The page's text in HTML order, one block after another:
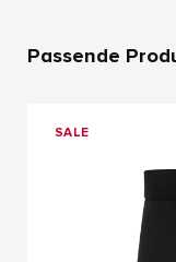
Passende
SALE